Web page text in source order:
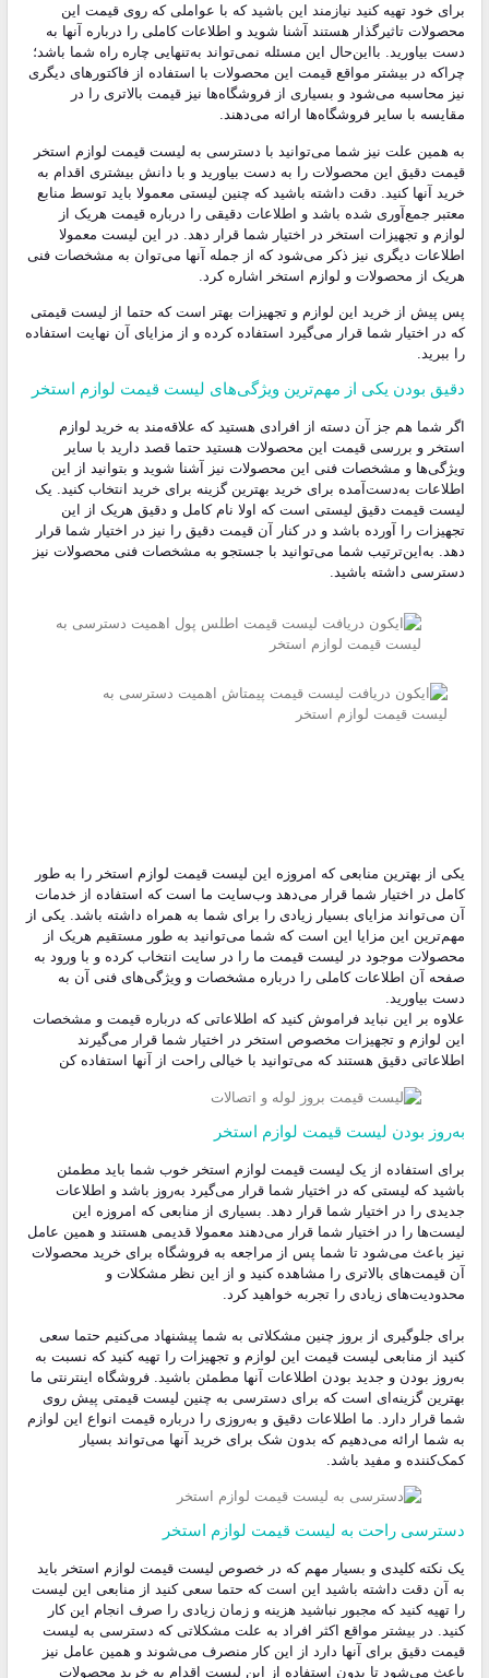
برای خود تهیه کنید نیازمند این باشید که با عواملی که روی قیمت این
محصولات تاثیرگذار هستند آشنا شوید و اطلاعات کاملی را درباره آنها به
دست بیاورید. بااین‌حال این مسئله نمی‌تواند به‌تنهایی چاره راه شما باشد؛
چراکه در بیشتر مواقع قیمت این محصولات با استفاده از فاکتورهای دیگری
نیز محاسبه می‌شود و بسیاری از فروشگاه‌ها نیز قیمت بالاتری را در
مقایسه با سایر فروشگاه‌ها ارائه می‌دهند.
به همین علت نیز شما می‌توانید با دسترسی به لیست قیمت لوازم استخر
قیمت دقیق این محصولات را به دست بیاورید و با دانش بیشتری اقدام به
خرید آنها کنید. دقت داشته باشید که چنین لیستی معمولا باید توسط منابع
معتبر جمع‌آوری شده باشد و اطلاعات دقیقی را درباره قیمت هریک از
لوازم و تجهیزات استخر در اختیار شما قرار دهد. در این لیست معمولا
اطلاعات دیگری نیز ذکر می‌شود که از جمله آنها می‌توان به مشخصات فنی
هریک از محصولات و لوازم استخر اشاره کرد.
پس پیش از خرید این لوازم و تجهیزات بهتر است که حتما از لیست قیمتی
که در اختیار شما قرار می‌گیرد استفاده کرده و از مزایای آن نهایت استفاده
را ببرید.
دقیق بودن یکی از مهم‌ترین ویژگی‌های لیست قیمت لوازم استخر
اگر شما هم جز آن دسته از افرادی هستید که علاقه‌مند به خرید لوازم
استخر و بررسی قیمت این محصولات هستید حتما قصد دارید با سایر
ویژگی‌ها و مشخصات فنی این محصولات نیز آشنا شوید و بتوانید از این
اطلاعات به‌دست‌آمده برای خرید بهترین گزینه برای خرید انتخاب کنید. یک
لیست قیمت دقیق لیستی است که اولا نام کامل و دقیق هریک از این
تجهیزات را آورده باشد و در کنار آن قیمت دقیق را نیز در اختیار شما قرار
دهد. به‌این‌ترتیب شما می‌‌توانید با جستجو به مشخصات فنی محصولات نیز
دسترسی داشته باشید.
یکی از بهترین منابعی که امروزه این لیست قیمت لوازم استخر را به طور
کامل در اختیار شما قرار می‌دهد وب‌سایت ما است که استفاده از خدمات
آن می‌تواند مزایای بسیار زیادی را برای شما به همراه داشته باشد. یکی از
مهم‌ترین این مزایا این است که شما می‌توانید به طور مستقیم هریک از
محصولات موجود در لیست قیمت ما را در سایت انتخاب کرده و با ورود به
صفحه آن اطلاعات کاملی را درباره مشخصات و ویژگی‌های فنی آن به
دست بیاورید.
علاوه بر این نباید فراموش کنید که اطلاعاتی که درباره قیمت و مشخصات
این لوازم و تجهیزات مخصوص استخر در اختیار شما قرار می‌گیرند
اطلاعاتی دقیق هستند که می‌توانید با خیالی راحت از آنها استفاده کن
به‌روز بودن لیست قیمت لوازم استخر
برای استفاده از یک لیست قیمت لوازم استخر خوب شما باید مطمئن
باشید که لیستی که در اختیار شما قرار می‌گیرد به‌روز باشد و اطلاعات
جدیدی را در اختیار شما قرار دهد. بسیاری از منابعی که امروزه این
لیست‌ها را در اختیار شما قرار می‌دهند معمولا قدیمی هستند و همین عامل
نیز باعث می‌شود تا شما پس از مراجعه به فروشگاه برای خرید محصولات
آن قیمت‌های بالاتری را مشاهده کنید و از این نظر مشکلات و
محدودیت‌های زیادی را تجربه خواهید کرد.
برای جلوگیری از بروز چنین مشکلاتی به شما پیشنهاد می‌کنیم حتما سعی
کنید از منابعی لیست قیمت این لوازم و تجهیزات را تهیه کنید که نسبت به
به‌روز بودن و جدید بودن اطلاعات آنها مطمئن باشید. فروشگاه اینترنتی ما
بهترین گزینه‌ای است که برای دسترسی به چنین لیست قیمتی پیش روی
شما قرار دارد. ما اطلاعات دقیق و به‌روزی را درباره قیمت انواع این لوازم
به شما ارائه می‌دهیم که بدون شک برای خرید آنها می‌تواند بسیار
کمک‌کننده و مفید باشد.
دسترسی راحت به لیست قیمت لوازم استخر
یک نکته کلیدی و بسیار مهم که در خصوص لیست قیمت لوازم استخر باید
به آن دقت داشته باشید این است که حتما سعی کنید از منابعی این لیست
را تهیه کنید که مجبور نباشید هزینه و زمان زیادی را صرف انجام این کار
کنید. در بیشتر مواقع اکثر افراد به علت مشکلاتی که دسترسی به لیست
قیمت دقیق برای آنها دارد از این کار منصرف می‌شوند و همین عامل نیز
باعث می‌شود تا بدون استفاده از این لیست اقدام به خرید محصولات